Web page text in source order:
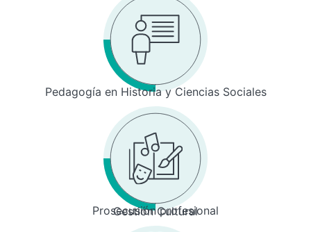
Pedagogía en Historia y Ciencias Sociales
Prosecusión profesional
Gestión Cultural